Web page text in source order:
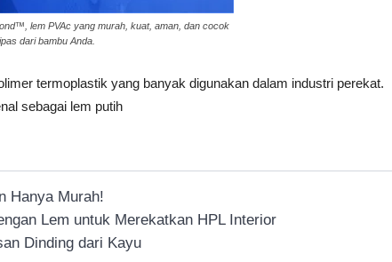
lem PVAc yang murah, kuat, aman, dan cocok
dari bambu Anda.
termoplastik yang banyak digunakan dalam industri perekat.
sebagai lem putih
Hanya Murah!
Lem untuk Merekatkan HPL Interior
Dinding dari Kayu